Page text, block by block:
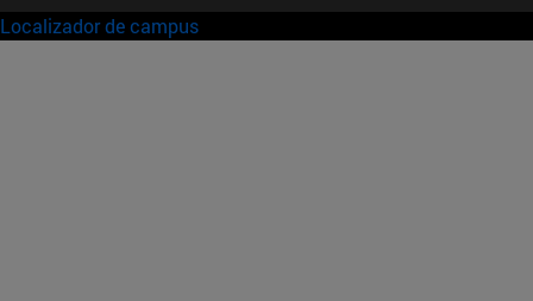
Localizador de campus